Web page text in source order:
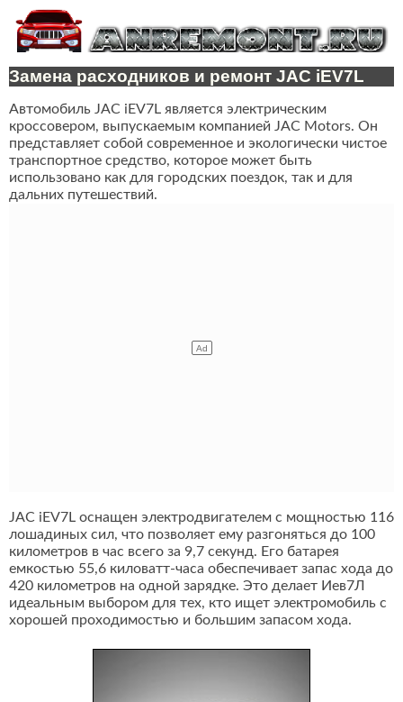
Замена расходников и ремонт JAC iEV7L
Автомобиль JAC iEV7L является электрическим
кроссовером, выпускаемым компанией JAC Motors. Он
представляет собой современное и экологически чистое
транспортное средство, которое может быть
использовано как для городских поездок, так и для
дальних путешествий.
JAC iEV7L оснащен электродвигателем с мощностью 116
лошадиных сил, что позволяет ему разгоняться до 100
километров в час всего за 9,7 секунд. Его батарея
емкостью 55,6 киловатт-часа обеспечивает запас хода до
420 километров на одной зарядке. Это делает Иев7Л
идеальным выбором для тех, кто ищет электромобиль с
хорошей проходимостью и большим запасом хода.